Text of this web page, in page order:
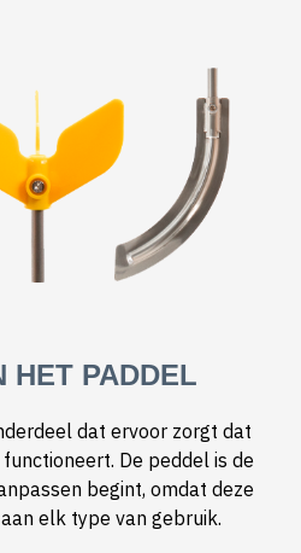
HET PADDEL
dat ervoor zorgt dat
De peddel is de
begint, omdat deze
elk type van gebruik.